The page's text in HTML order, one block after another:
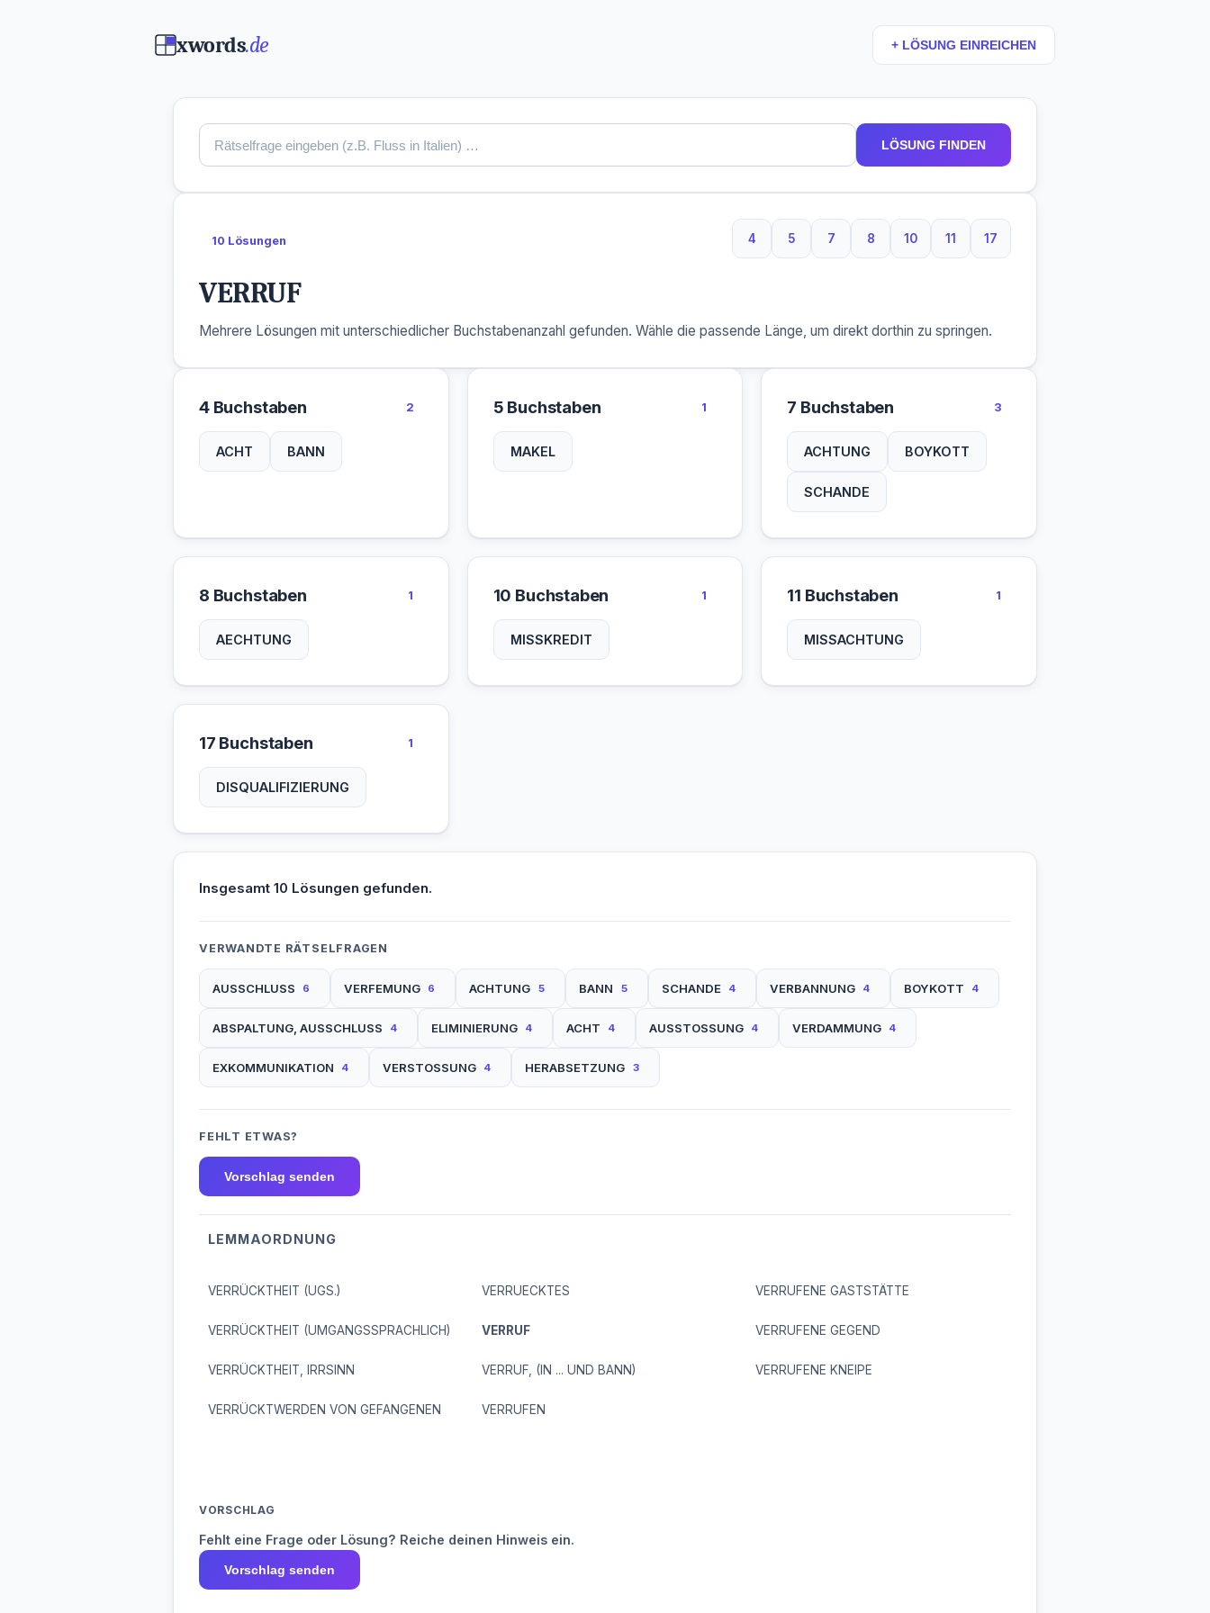
xwords.de + LÖSUNG EINREICHEN
LÖSUNG FINDEN
10 Lösungen 4
4 Buchstaben
5
5 Buchstaben
7
7 Buchstaben
8
8 Buchstaben
10
10 Buchstaben
11
11 Buchstaben
17
17 Buchstaben
VERRUF
Mehrere Lösungen mit unterschiedlicher Buchstabenanzahl gefunden. Wähle die passende Länge, um direkt dorthin zu springen.
4 Buchstaben 2
ACHT BANN
5 Buchstaben 1
MAKEL
7 Buchstaben 3
ACHTUNG BOYKOTT
SCHANDE
8 Buchstaben 1
AECHTUNG
10 Buchstaben 1
MISSKREDIT
11 Buchstaben 1
MISSACHTUNG
17 Buchstaben 1
DISQUALIFIZIERUNG
Insgesamt 10 Lösungen gefunden.
VERWANDTE RÄTSELFRAGEN
AUSSCHLUSS 6 VERFEMUNG 6 ACHTUNG 5 BANN 5 SCHANDE 4 VERBANNUNG 4 BOYKOTT 4
ABSPALTUNG, AUSSCHLUSS 4 ELIMINIERUNG 4 ACHT 4 AUSSTOSSUNG 4 VERDAMMUNG 4
EXKOMMUNIKATION 4 VERSTOSSUNG 4 HERABSETZUNG 3
FEHLT ETWAS?
Vorschlag senden
LEMMAORDNUNG
VERRÜCKTHEIT (UGS.)
VERRÜCKTHEIT (UMGANGSSPRACHLICH)
VERRÜCKTHEIT, IRRSINN
VERRÜCKTWERDEN VON GEFANGENEN
VERRUECKTES
VERRUF
VERRUF, (IN ... UND BANN)
VERRUFEN
VERRUFENE GASTSTÄTTE
VERRUFENE GEGEND
VERRUFENE KNEIPE
VORSCHLAG
Fehlt eine Frage oder Lösung? Reiche deinen Hinweis ein.
Vorschlag senden